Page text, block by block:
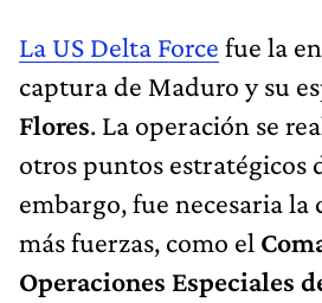
La US Delta Force fue la
captura de Maduro y su
Flores. La operación se
otros puntos estratégicos
embargo, fue necesaria la
más fuerzas, como el
Operaciones Especiales